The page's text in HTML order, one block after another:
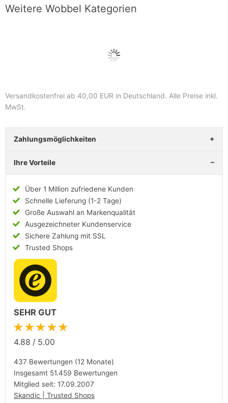
Weitere Wobbel Kategorien
Versandkostenfrei ab 40,00 EUR in Deutschland. Alle Preise inkl.
MwSt.
Zahlungsmöglichkeiten
Ihre Vorteile
Über 1 Million zufriedene Kunden
Schnelle Lieferung (1-2 Tage)
Große Auswahl an Markenqualität
Ausgezeichneter Kundenservice
Sichere Zahlung mit SSL
Trusted Shops
SEHR GUT
★★★★★
4.88 / 5.00
437 Bewertungen (12 Monate)
Insgesamt 51.459 Bewertungen
Mitglied seit: 17.09.2007
Skandic | Trusted Shops